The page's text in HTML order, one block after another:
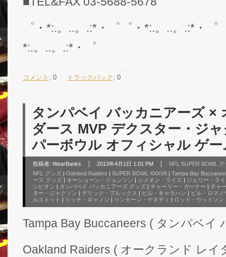
゜・*:.。..。.:*・゜゜・*:.。..。.:*・
*:.。..。.:*・゜
コメント : 0 トラックバック : 0
タンパベイ バッカニアーズ ×
ダース MVP デクスター・ジ
パーボウル オフィシャル ゲ
投稿者: WearBanks 2013年4月1日 1:01 PM
NFL SUPER BOWL
NFL グッズ
Oakland Raiders SUPER BOWL XXXVII
Tampa Bay
ース グッズ
キーショーン・ジョンソン シメオン・ライス
ジェリー・ラ
ンピオン
タンパベイ バッカニアーズ グッズ チャーリー・ガーナー
チャ
ター・ジャクソン
デリック・ブルックス ビル・キャラハン
ビル・ロマノ
ルストット
リッチ・ギャノン リンカーン・ケネディ ロッド・ウッドソン
Tampa Bay Buccaneers ( タンパベイ
Oakland Raiders ( オークランド レイ